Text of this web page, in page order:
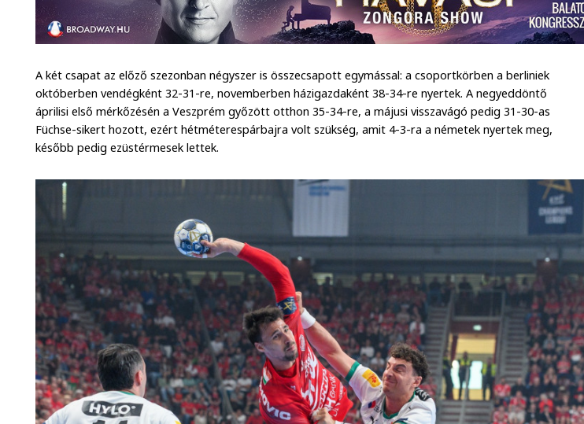
A két csapat az előző szezonban négyszer is összecsapott egymással: a csoportkörben a berliniek
októberben vendégként 32-31-re, novemberben házigazdaként 38-34-re nyertek. A negyeddöntő
áprilisi első mérkőzésén a Veszprém győzött otthon 35-34-re, a májusi visszavágó pedig 31-30-as
Füchse-sikert hozott, ezért hétméterespárbajra volt szükség, amit 4-3-ra a németek nyertek meg,
később pedig ezüstérmesek lettek.